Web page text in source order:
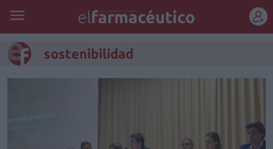
sostenibilidad